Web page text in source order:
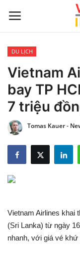
Trang chủ
Liên hệ
TIN TỨC THẾ GIỚI
CẬP NHẬT
SỰ GIẢI TRÍ
DU LỊCH
Vietnam
bay TP
7 triệu
Tomas Kauer -
Vietnam Airlines khai
(Sri Lanka) từ ngày
nhanh, với giá vé